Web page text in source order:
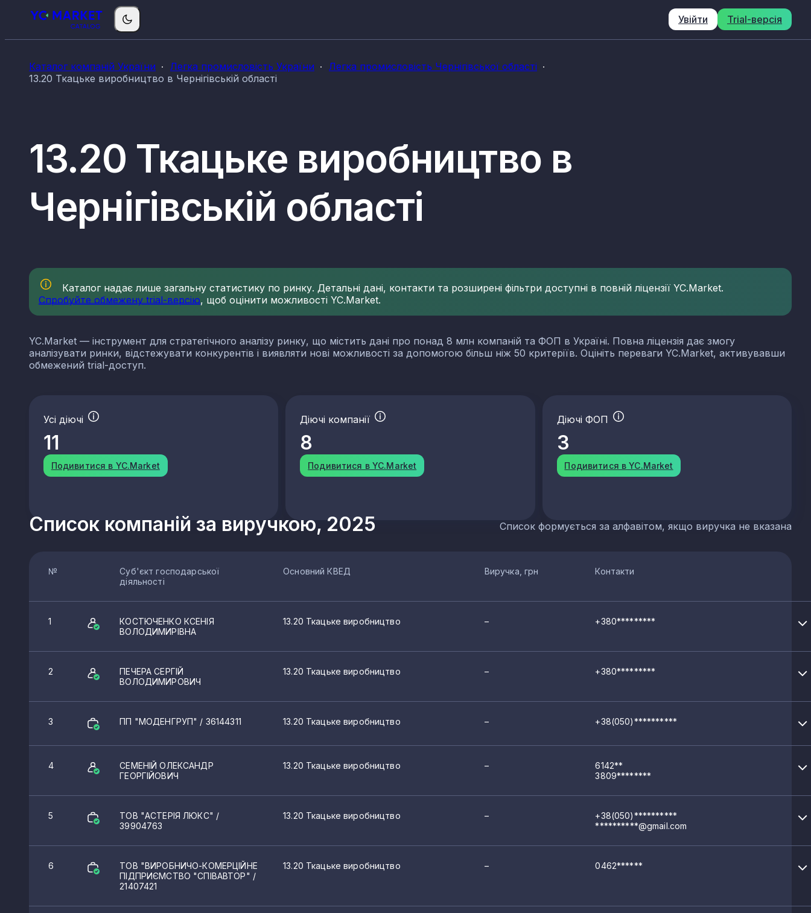
Увійти Trial-версія
Каталог компаній України Легка промисловість України
Легка промисловість Чернігівської області
13.20 Ткацьке виробництво в Чернігівській області
13.20 Ткацьке виробництво в
Чернігівській області
Каталог надає лише загальну статистику по ринку. Детальні дані, контакти та розширені фільтри доступні в повній ліцензії YC.Market.
Спробуйте обмежену trial-версію, щоб оцінити можливості YC.Market.
YC.Market — інструмент для стратегічного аналізу ринку, що містить дані про понад 8 млн компаній та ФОП в Україні. Повна ліцензія дає змогу
аналізувати ринки, відстежувати конкурентів і виявляти нові можливості за допомогою більш ніж 50 критеріїв. Оцініть переваги YC.Market, активувавши
обмежений trial-доступ.
Усі діючі
11
Подивитися в YC.Market
Діючі компанії
8
Подивитися в YC.Market
Діючі ФОП
3
Подивитися в YC.Market
Список компаній за виручкою, 2025 Список формується за алфавітом, якщо виручка не вказана
№
Суб'єкт господарської
діяльності
Основний КВЕД Виручка, грн Контакти
1
КОСТЮЧЕНКО КСЕНІЯ
ВОЛОДИМИРІВНА
13.20 Ткацьке виробництво – +380*********
2
ПЕЧЕРА СЕРГІЙ
ВОЛОДИМИРОВИЧ
13.20 Ткацьке виробництво – +380*********
3 ПП "МОДЕНГРУП" / 36144311 13.20 Ткацьке виробництво – +38(050)**********
4
СЕМЕНІЙ ОЛЕКСАНДР
ГЕОРГІЙОВИЧ
13.20 Ткацьке виробництво –
6142**
3809********
5 ТОВ "АСТЕРІЯ ЛЮКС" /
39904763
13.20 Ткацьке виробництво –
+38(050)**********
**********@gmail.com
6
ТОВ "ВИРОБНИЧО-КОМЕРЦІЙНЕ
ПІДПРИЄМСТВО "СПІВАВТОР" /
21407421
13.20 Ткацьке виробництво – 0462******